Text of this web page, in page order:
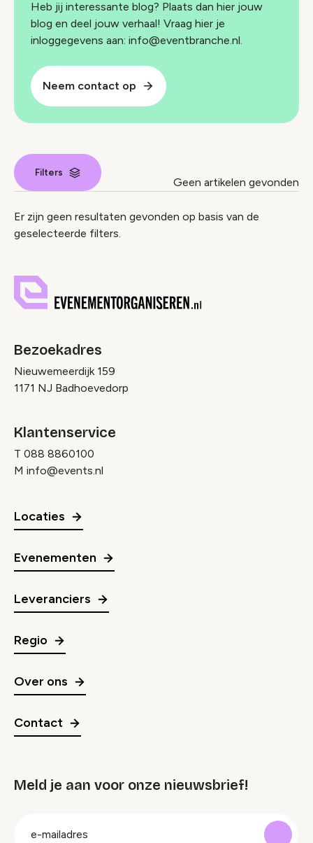
Heb jij interessante blog? Plaats dan hier jouw
blog en deel jouw verhaal! Vraag hier je
inloggegevens aan: info@eventbranche.nl.
Neem contact op
Filters
Geen artikelen gevonden
Nieuws index
Er zijn geen resultaten gevonden op basis van de
geselecteerde filters.
Bezoekadres
Nieuwemeerdijk 159
1171 NJ Badhoevedorp
Klantenservice
T 088 8860100
M info@events.nl
Locaties
Evenementen
Leveranciers
Regio
Over ons
Contact
Meld je aan voor onze nieuwsbrief!